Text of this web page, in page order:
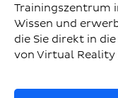
Trainingszentrum
Wissen und
die Sie direkt in
von Virtual Reality